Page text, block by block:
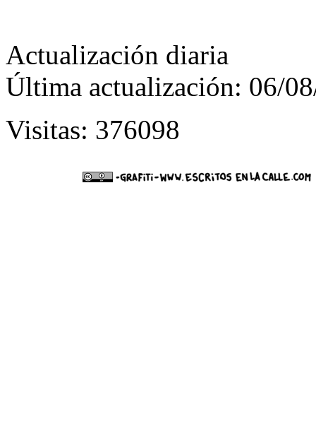
Actualización diaria
Última actualización: 06/
Visitas: 376098